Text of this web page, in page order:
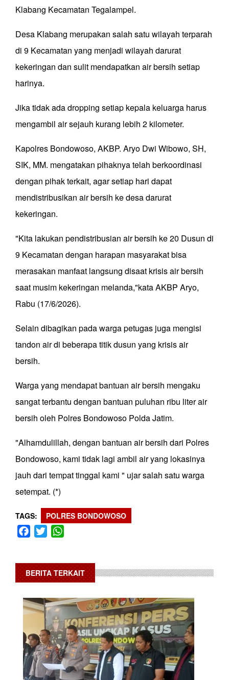
Klabang Kecamatan Tegalampel.
Desa Klabang merupakan salah satu wilayah terparah
di 9 Kecamatan yang menjadi wilayah darurat
kekeringan dan sulit mendapatkan air bersih setiap
harinya.
Jika tidak ada dropping setiap kepala keluarga harus
mengambil air sejauh kurang lebih 2 kilometer.
Kapolres Bondowoso, AKBP. Aryo Dwi Wibowo, SH,
SIK, MM. mengatakan pihaknya telah berkoordinasi
dengan pihak terkait, agar setiap hari dapat
mendistribusikan air bersih ke desa darurat
kekeringan.
"Kita lakukan pendistribusian air bersih ke 20 Dusun di
9 Kecamatan dengan harapan masyarakat bisa
merasakan manfaat langsung disaat krisis air bersih
saat musim kekeringan melanda,"kata AKBP Aryo,
Rabu (17/6/2026).
Selain dibagikan pada warga petugas juga mengisi
tandon air di beberapa titik dusun yang krisis air
bersih.
Warga yang mendapat bantuan air bersih mengaku
sangat terbantu dengan bantuan puluhan ribu liter air
bersih oleh Polres Bondowoso Polda Jatim.
"Alhamdulillah, dengan bantuan air bersih dari Polres
Bondowoso, kami tidak lagi ambil air yang lokasinya
jauh dari tempat tinggal kami " ujar salah satu warga
setempat. (*)
TAGS POLRES BONDOWOSO
Facebook
Twitter
BERITA TERKAIT